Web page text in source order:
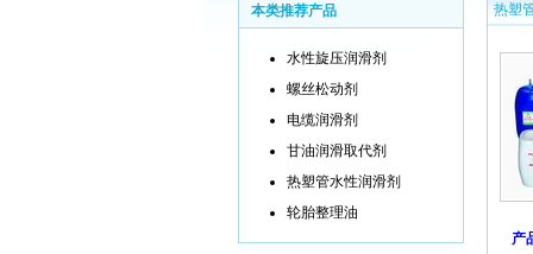
本类推荐产品
水性旋压润滑剂
螺丝松动剂
电缆润滑剂
甘油润滑取代剂
热塑管水性润滑剂
轮胎整理油
热塑
产